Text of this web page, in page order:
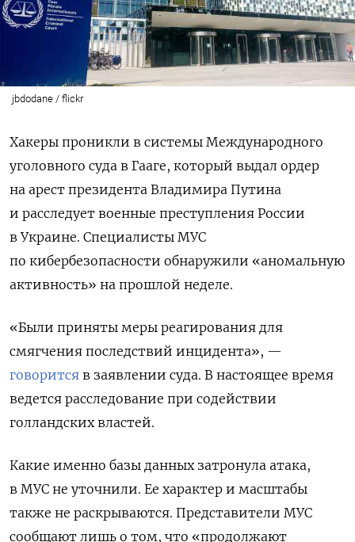
jbdodane / flickr
Хакеры проникли в системы Международного
уголовного суда в Гааге, который выдал ордер
на арест президента Владимира Путина
и расследует военные преступления России
в Украине. Специалисты МУС
по кибербезопасности обнаружили «аномальную
активность» на прошлой неделе.
«Были приняты меры реагирования для
смягчения последствий инцидента», —
говорится в заявлении суда. В настоящее время
ведется расследование при содействии
голландских властей.
Какие именно базы данных затронула атака,
в МУС не уточнили. Ее характер и масштабы
также не раскрываются. Представители МУС
сообщают лишь о том, что «продолжают